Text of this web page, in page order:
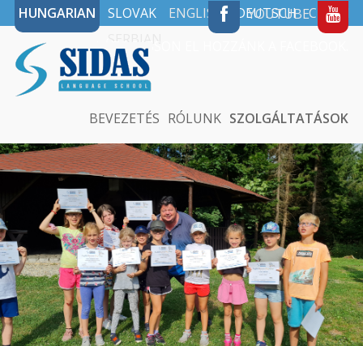
HUNGARIAN SLOVAK ENGLISH DEUTSCH
CZECH
YOUTUBE
LÁTOGASSON EL HOZZÁNK A FACEBOOK.
SZOLGÁLTATÁSOK
RÓLUNK
BEVEZETÉS